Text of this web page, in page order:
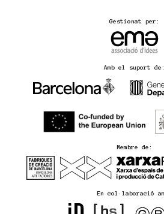
Gestionat per:
Amb el suport de:
Membre de:
En col·laboració